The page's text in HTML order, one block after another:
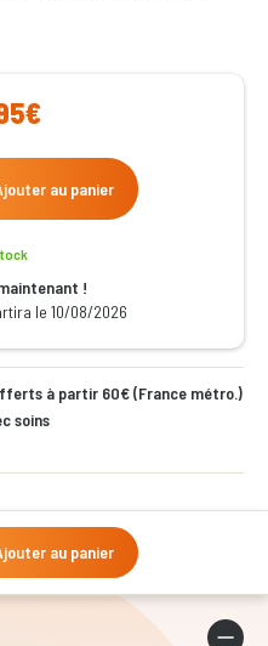
au panier
!
le 10/08/2026
à partir 60€ (France métro.)
soins
au panier